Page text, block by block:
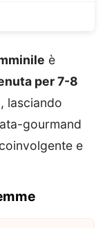
è
per 7-8
, lasciando
gourmand
e